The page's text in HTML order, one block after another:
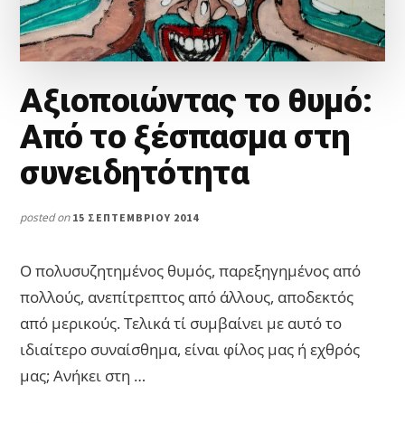
Αξιοποιώντας το θυμό:
Από το ξέσπασμα στη
συνειδητότητα
posted on 15 ΣΕΠΤΕΜΒΡΊΟΥ 2014
Ο πολυσυζητημένος θυμός, παρεξηγημένος από
πολλούς, ανεπίτρεπτος από άλλους, αποδεκτός
από μερικούς. Τελικά τί συμβαίνει με αυτό το
ιδιαίτερο συναίσθημα, είναι φίλος μας ή εχθρός
μας; Ανήκει στη …